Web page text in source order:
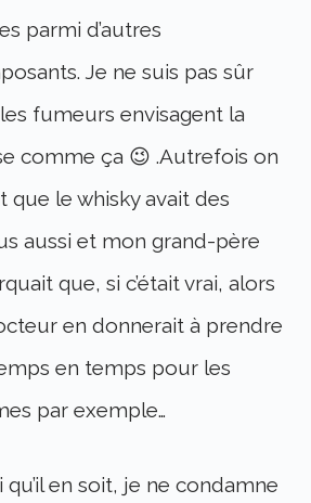
parmi d’autres
Je ne suis pas sûr
fumeurs envisagent la
comme ça 😉 .Autrefois on
que le whisky avait des
aussi et mon grand-père
que, si c’était vrai, alors
en donnerait à prendre
en temps pour les
par exemple…
qu’il en soit, je ne condamne